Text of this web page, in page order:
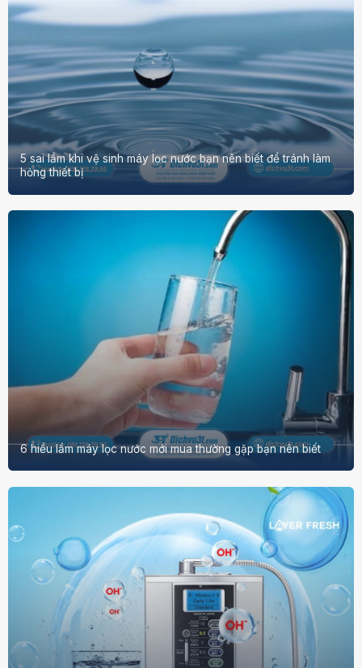
5 sai lầm khi vệ sinh máy lọc nước bạn nên biết để tránh làm
hỏng thiết bị
6 hiểu lầm máy lọc nước mới mua thường gặp bạn nên biết